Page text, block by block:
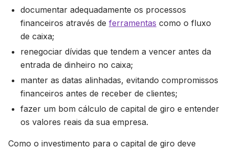
documentar adequadamente os processos
financeiros através de ferramentas como o fluxo
de caixa;
renegociar dívidas que tendem a vencer antes da
entrada de dinheiro no caixa;
manter as datas alinhadas, evitando compromissos
financeiros antes de receber de clientes;
fazer um bom cálculo de capital de giro e entender
os valores reais da sua empresa.
Como o investimento para o capital de giro deve